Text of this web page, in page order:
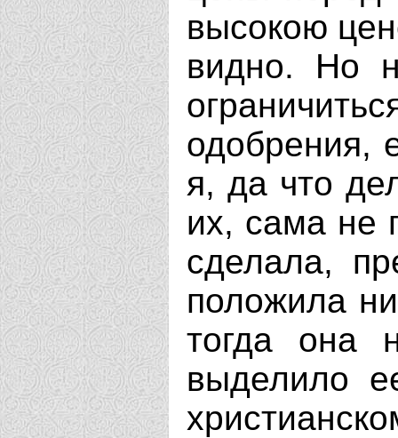
высокою
видно. Но
одобрения,
я, да что
их, сама не
сделала,
положила
тогда она
выделило